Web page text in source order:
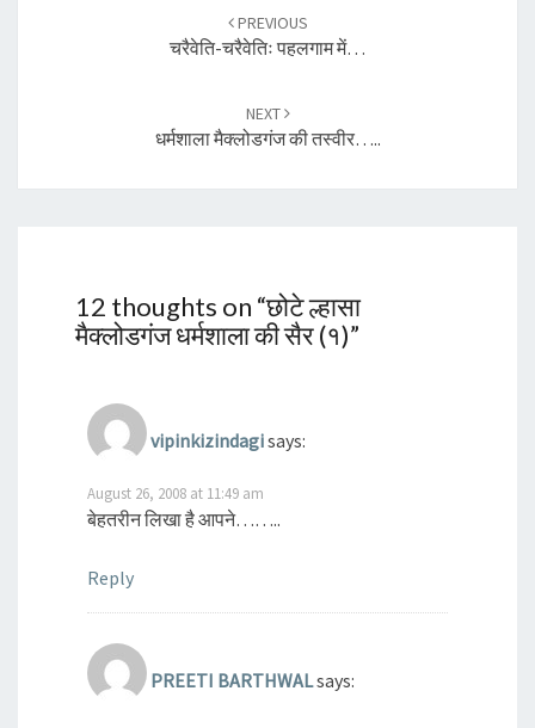
PREVIOUS
चरैवेति-चरैवेतिः पहलगाम में…
NEXT
धर्मशाला मैक्लोडगंज की तस्वीर…..
12 thoughts on “छोटे ल्हासा
मैक्लोडगंज धर्मशाला की सैर (१)”
vipinkizindagisays:
August 26, 2008 at 11:49 am
बेहतरीन लिखा है आपने……..
Reply
PREETI BARTHWALsays: